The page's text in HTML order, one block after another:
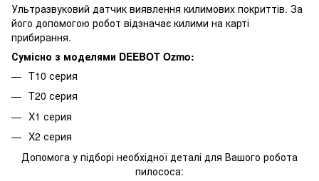
Ультразвуковий датчик виявлення килимових покриттів. За
його допомогою робот відзначає килими на карті
прибирання.
Сумісно з моделями DEEBOT Ozmo:
T10 серия
T20 серия
X1 серия
X2 серия
Допомога у підборі необхідної деталі для Вашого робота
пилососа: